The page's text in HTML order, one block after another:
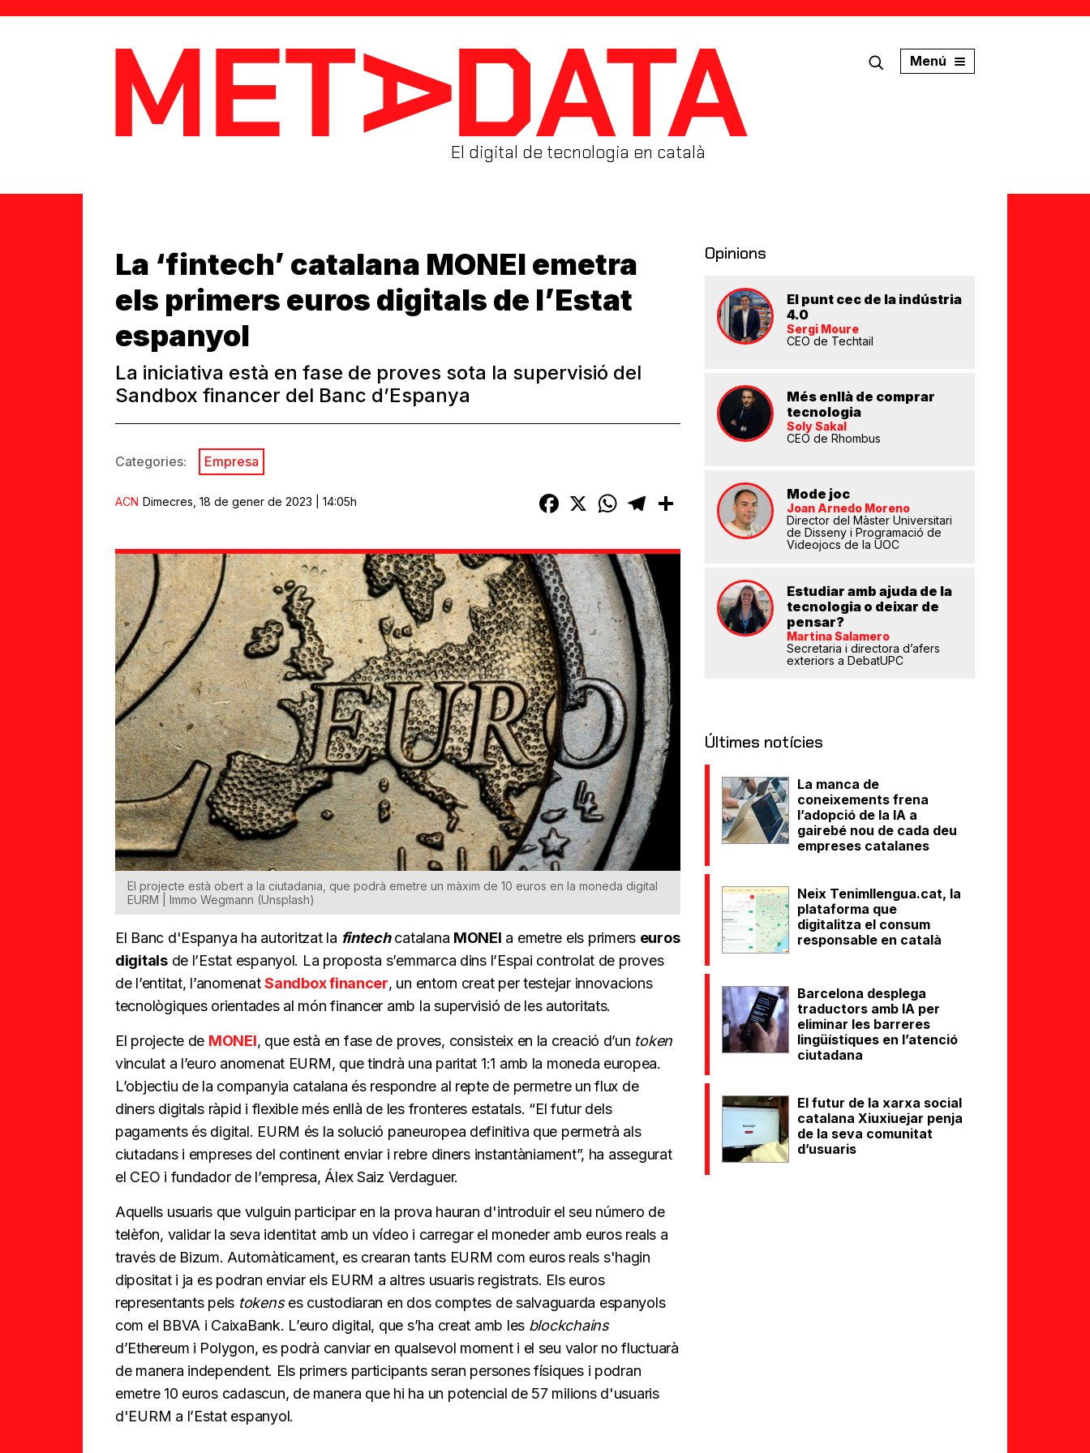
MetaData
El digital de tecnologia en català
Menú
La ‘fintech’ catalana MONEI emetra
els primers euros digitals de l’Estat
espanyol
La iniciativa està en fase de proves sota la supervisió del
Sandbox financer del Banc d’Espanya
Categories: Empresa
ACN Dimecres, 18 de gener de 2023 | 14:05h Facebook
X WhatsAppTelegramComparteix
El projecte està obert a la ciutadania, que podrà emetre un màxim de 10 euros en la moneda digital
EURM | Immo Wegmann (Unsplash)
El Banc d'Espanya ha autoritzat la fintechcatalana MONEI a emetre els primers euros
digitalsde l’Estat espanyol. La proposta s’emmarca dins l’Espai controlat de proves
de l’entitat, l’anomenatSandbox financer, un entorn creat per testejar innovacions
tecnològiques orientades al món financer amb la supervisió de les autoritats.
El projecte de MONEI, que està en fase de proves, consisteix en la creació d’un token
vinculat a l’euro anomenat EURM, que tindrà una paritat 1:1 amb la moneda europea.
L’objectiu de la companyia catalana és respondre al repte de permetre un flux de
diners digitals ràpid i flexible més enllà de les fronteres estatals. “El futur dels
pagaments és digital. EURM és la solució paneuropea definitiva que permetrà als
ciutadans i empreses del continent enviar i rebre diners instantàniament”, ha assegurat
el CEO i fundador de l’empresa, Álex Saiz Verdaguer.
Aquells usuaris que vulguin participar en la prova hauran d'introduir el seu número de
telèfon, validar la seva identitat amb un vídeo i carregar el moneder amb euros reals a
través de Bizum. Automàticament, es crearan tants EURM com euros reals s'hagin
dipositat i ja es podran enviar els EURM a altres usuaris registrats. Els euros
representants pels tokenses custodiaran en dos comptes de salvaguarda espanyols
com el BBVA i CaixaBank. L’euro digital, que s’ha creat amb les blockchains
d’Ethereum i Polygon, es podrà canviar en qualsevol moment i el seu valor no fluctuarà
de manera independent. Els primers participants seran persones físiques i podran
emetre 10 euros cadascun, de manera que hi ha un potencial de 57 milions d'usuaris
d'EURM a l’Estat espanyol.
Opinions
El punt cec de la indústria
4.0
Sergi Moure
CEO de Techtail
Més enllà de comprar
tecnologia
Soly Sakal
CEO de Rhombus
Mode joc
Joan Arnedo Moreno
Director del Màster Universitari
de Disseny i Programació de
Videojocs de la UOC
Estudiar amb ajuda de la
tecnologia o deixar de
pensar?
Martina Salamero
Secretaria i directora d’afers
exteriors a DebatUPC
Últimes notícies
La manca de
coneixements frena
l’adopció de la IA a
gairebé nou de cada deu
empreses catalanes
Neix Tenimllengua.cat, la
plataforma que
digitalitza el consum
responsable en català
Barcelona desplega
traductors amb IA per
eliminar les barreres
lingüístiques en l’atenció
ciutadana
El futur de la xarxa social
catalana Xiuxiuejar penja
de la seva comunitat
d’usuaris